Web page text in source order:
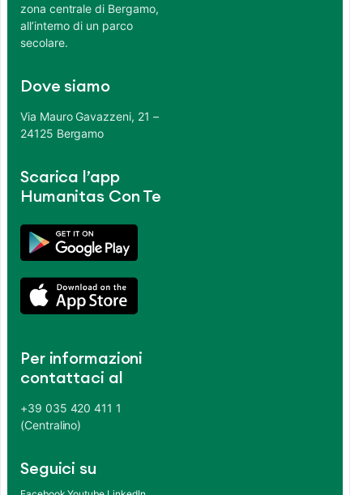
zona centrale di Bergamo,
all’interno di un parco
secolare.
Dove siamo
Via Mauro Gavazzeni, 21 –
24125 Bergamo
Scarica l’app
Humanitas Con Te
Per informazioni
contattaci al
+39 035 420 411 1
(Centralino)
Seguici su